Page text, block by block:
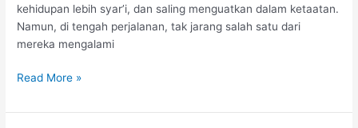
kehidupan lebih syar’i, dan saling menguatkan dalam ketaatan.
Namun, di tengah perjalanan, tak jarang salah satu dari
mereka mengalami
Read More »